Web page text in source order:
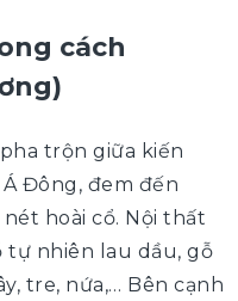
cách
pha trộn giữa kiến
Đông, đem đến
hoài cổ. Nội thất
tự nhiên lau dầu, gỗ
tre, nứa,… Bên cạnh